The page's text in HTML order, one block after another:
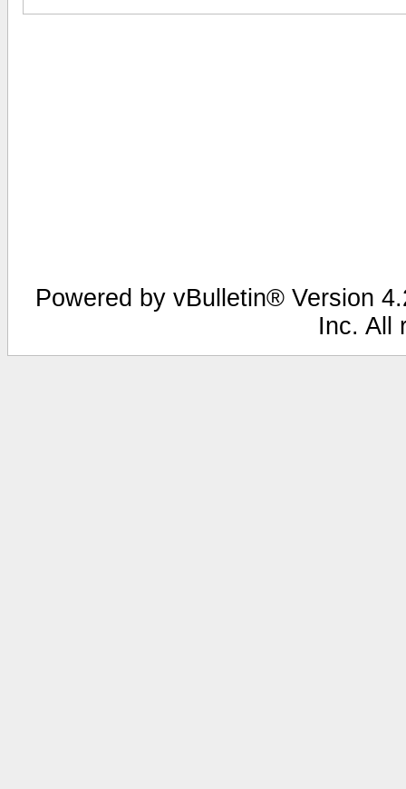
Powered by vBulletin® Version
Inc. All